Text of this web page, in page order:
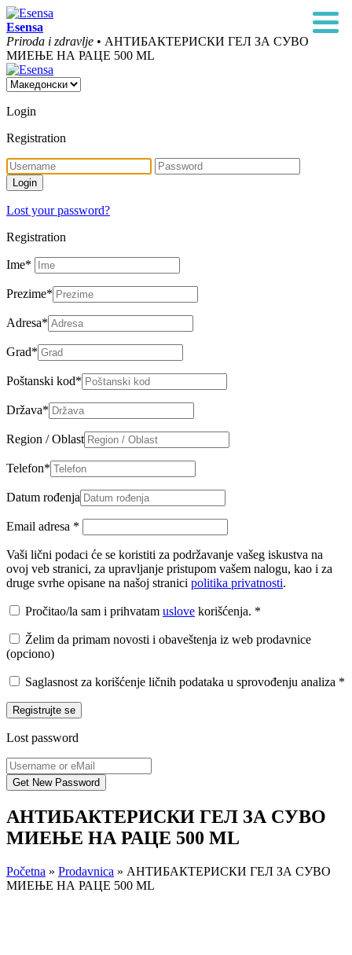
Esensa
Priroda i zdravlje • АНТИБАКТЕРИСКИ ГЕЛ ЗА СУВО
МИЕЊЕ НА РАЦЕ 500 ML
Login
Registration
Lost your password?
Registration
Ime*
Prezime*
Adresa*
Grad*
Poštanski kod*
Država*
Region / Oblast
Telefon*
Datum rođenja
Email adresa *
Vaši lični podaci će se koristiti za podržavanje vašeg iskustva na
ovoj veb stranici, za upravljanje pristupom vašem nalogu, kao i za
druge svrhe opisane na našoj stranici politika privatnosti.
Pročitao/la sam i prihvatam uslove korišćenja. *
Želim da primam novosti i obaveštenja iz web prodavnice
(opciono)
Saglasnost za korišćenje ličnih podataka u sprovođenju analiza *
Registrujte se
Lost password
АНТИБАКТЕРИСКИ ГЕЛ ЗА СУВО
МИЕЊЕ НА РАЦЕ 500 ML
Početna » Prodavnica » АНТИБАКТЕРИСКИ ГЕЛ ЗА СУВО
МИЕЊЕ НА РАЦЕ 500 ML